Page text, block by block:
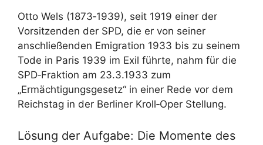
Otto Wels (1873‑1939), seit 1919 einer der
Vorsitzenden der SPD, die er von seiner
anschließenden Emigration 1933 bis zu seinem
Tode in Paris 1939 im Exil führte, nahm für die
SPD‑Fraktion am 23.3.1933 zum
„Ermächtigungsgesetz“ in einer Rede vor dem
Reichstag in der Berliner Kroll‑Oper Stellung.
Lösung der Aufgabe: Die Momente des